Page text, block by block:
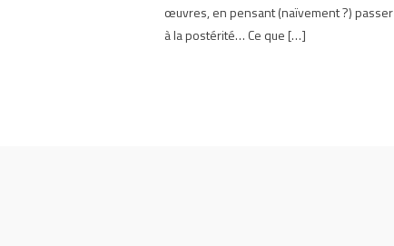
œuvres, en pensant (naïvement ?) passer
à la postérité… Ce que […]